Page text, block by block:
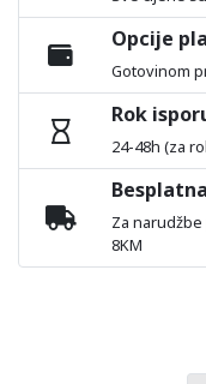
Opcije
Gotovinom
Rok
24-48h (za
Za
8KM